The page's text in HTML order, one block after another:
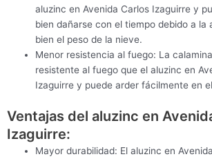
aluzinc en Avenida Carlos Izaguirre y
bien dañarse con el tiempo debido a la
bien el peso de la nieve.
Menor resistencia al fuego: La
resistente al fuego que el aluzinc en
Izaguirre y puede arder fácilmente en
Ventajas del aluzinc en
Izaguirre:
Mayor durabilidad: El aluzinc en